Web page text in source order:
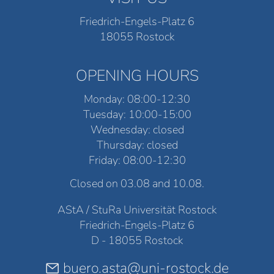
Friedrich-Engels-Platz 6
18055 Rostock
OPENING HOURS
Monday: 08:00-12:30
Tuesday: 10:00-15:00
Wednesday: closed
Thursday: closed
Friday: 08:00-12:30
Closed on 03.08 and 10.08.
AStA / StuRa Universität Rostock
Friedrich-Engels-Platz 6
D - 18055 Rostock
buero.asta@uni-rostock.de